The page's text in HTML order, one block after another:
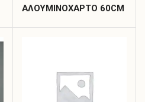
ΑΛΟΥΜΙΝΟΧΑΡΤΟ 60CM